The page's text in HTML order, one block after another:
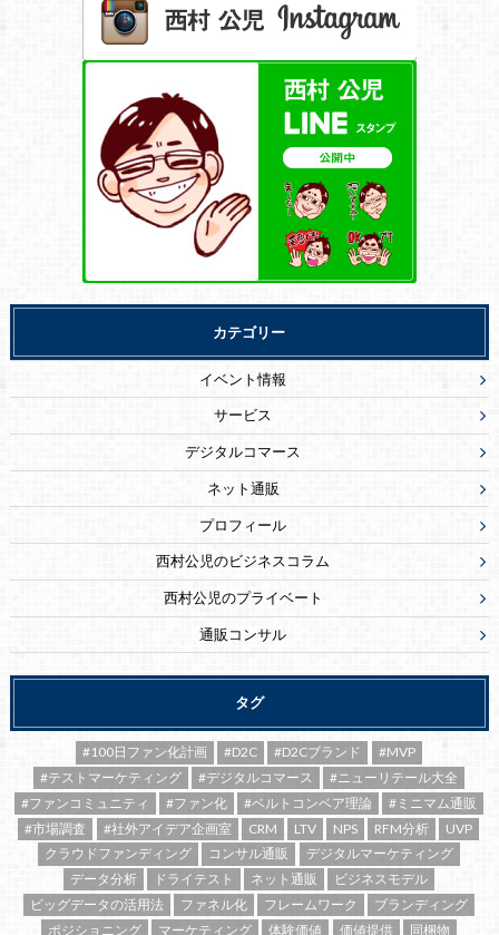
カテゴリー
イベント情報
サービス
デジタルコマース
ネット通販
プロフィール
西村公児のビジネスコラム
西村公児のプライベート
通販コンサル
タグ
#100日ファン化計画 #D2C #D2Cブランド
#MVP
#テストマーケティング
#デジタルコマース
#ニューリテール大全
#ファンコミュニティ
#ファン化 #ベルトコンベア理論
#ミニマム通販
#市場調査
#社外アイデア企画室 CRM LTV NPS RFM分析
UVP
クラウドファンディング
コンサル通販
デジタルマーケティング
データ分析
ドライテスト ネット通販
ビジネスモデル
ビッグデータの活用法
ファネル化 フレームワーク
ブランディング
ポジショニング
マーケティング 体験価値 価値提供 同梱物